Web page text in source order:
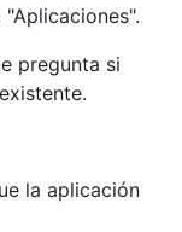
pregunta si
la aplicación